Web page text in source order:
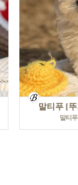
말티푸 [
말티